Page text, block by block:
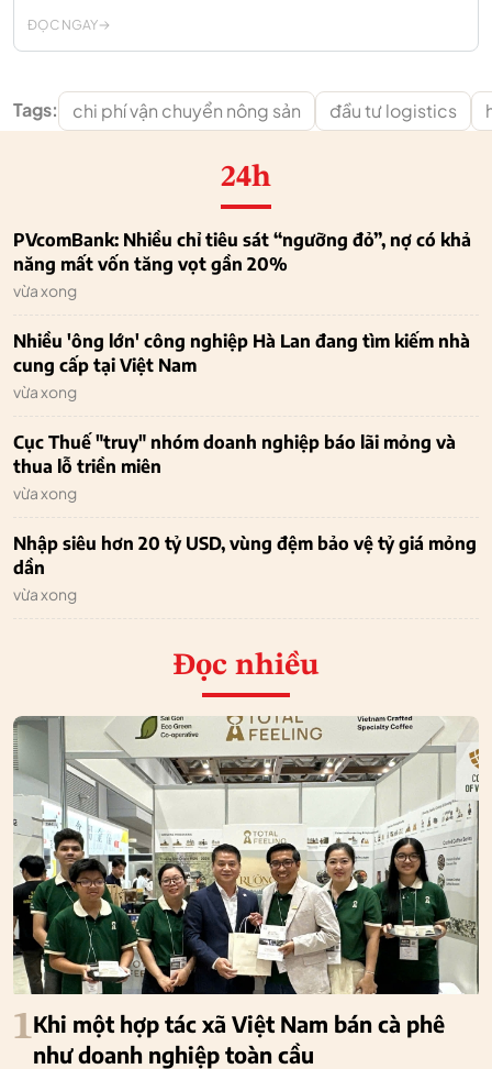
ĐỌC NGAY
Tags: chi phí vận chuyển nông sản đầu tư logistics
24h
PVcomBank: Nhiều chỉ tiêu sát “ngưỡng đỏ”, nợ có khả
năng mất vốn tăng vọt gần 20%
vừa xong
Nhiều 'ông lớn' công nghiệp Hà Lan đang tìm kiếm nhà
cung cấp tại Việt Nam
vừa xong
Cục Thuế "truy" nhóm doanh nghiệp báo lãi mỏng và
thua lỗ triền miên
vừa xong
Nhập siêu hơn 20 tỷ USD, vùng đệm bảo vệ tỷ giá mỏng
dần
vừa xong
Đọc nhiều
1Khi một hợp tác xã Việt Nam bán cà phê
như doanh nghiệp toàn cầu